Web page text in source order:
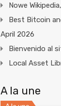
Nowe
Best Bitcoin
April 2026
Bienvenido al
Local Asset
A la une